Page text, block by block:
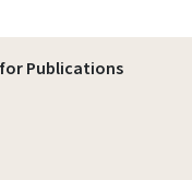
Publications